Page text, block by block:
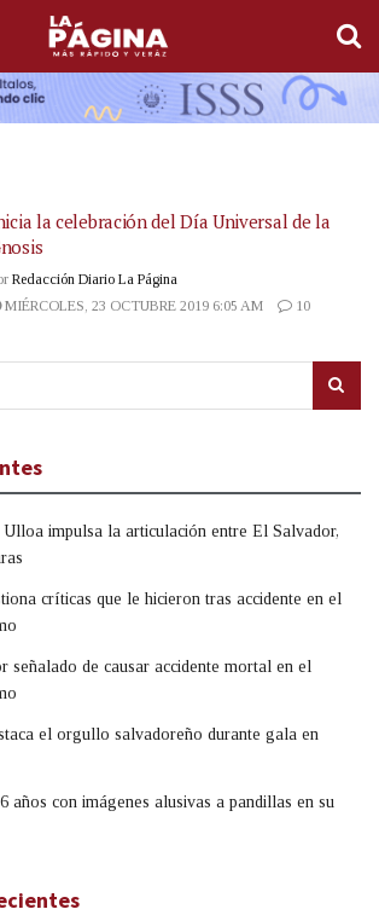
la celebración del Día Universal de la
Redacción Diario La Página
MIÉRCOLES, 23 OCTUBRE 2019 6:05 AM
10
impulsa la articulación entre El Salvador,
críticas que le hicieron tras accidente en el
señalado de causar accidente mortal en el
el orgullo salvadoreño durante gala en
años con imágenes alusivas a pandillas en su